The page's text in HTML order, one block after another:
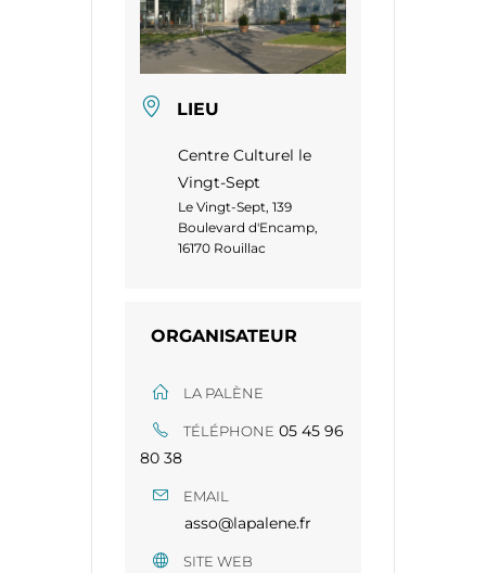
LIEU
Centre Culturel le
Vingt-Sept
Le Vingt-Sept, 139
Boulevard d'Encamp,
16170 Rouillac
ORGANISATEUR
LA PALÈNE
TÉLÉPHONE 05 45 96
80 38​​
EMAIL
asso@lapalene.fr
SITE WEB